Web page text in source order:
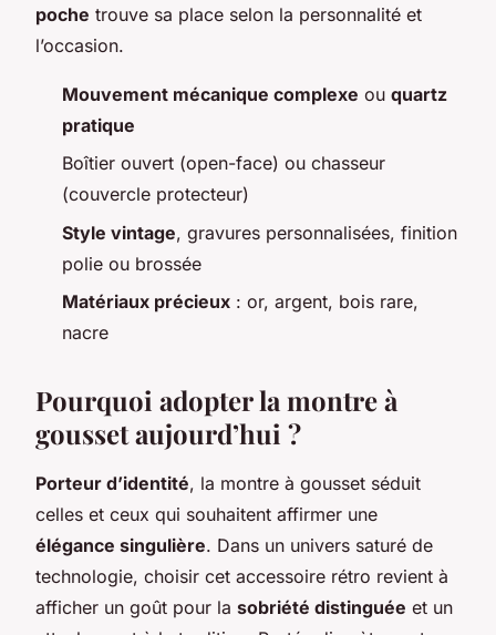
poche trouve sa place selon la personnalité et
l’occasion.
Mouvement mécanique complexe ou quartz
pratique
Boîtier ouvert (open-face) ou chasseur
(couvercle protecteur)
Style vintage, gravures personnalisées, finition
polie ou brossée
Matériaux précieux : or, argent, bois rare,
nacre
Pourquoi adopter la montre à
gousset aujourd’hui ?
Porteur d’identité, la montre à gousset séduit
celles et ceux qui souhaitent affirmer une
élégance singulière. Dans un univers saturé de
technologie, choisir cet accessoire rétro revient à
afficher un goût pour la sobriété distinguée et un